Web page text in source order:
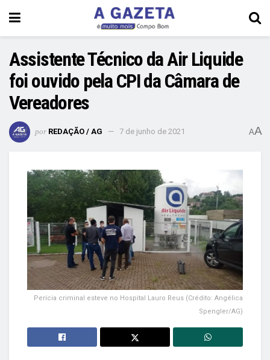
Assistente Técnico da Air Liquide
foi ouvido pela CPI da Câmara de
Vereadores
por REDAÇÃO / AG 7 de junho de 2021 AA
Perícia criminal esteve no Hospital Lauro Reus (Crédito: Angélica
Spengler/AG)